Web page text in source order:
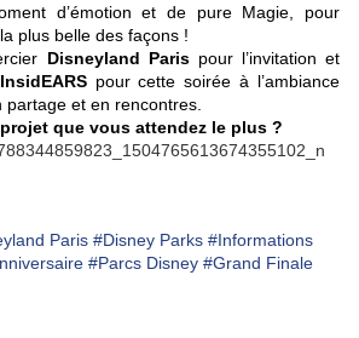
d’émotion et de pure Magie, pour
plus belle des façons !
Disneyland Parispour l’invitation et
InsidEARSpour cette soirée à l’ambiance
et en rencontres.
que vous attendez le plus ?
Paris #Disney Parks #Informations
#Parcs Disney #Grand Finale